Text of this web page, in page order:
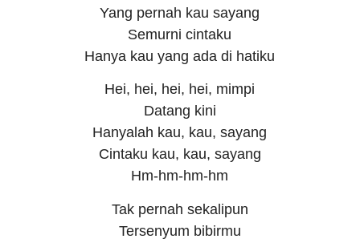
Yang pernah kau sayang
Semurni cintaku
Hanya kau yang ada di hatiku
Hei, hei, hei, hei, mimpi
Datang kini
Hanyalah kau, kau, sayang
Cintaku kau, kau, sayang
Hm-hm-hm-hm
Tak pernah sekalipun
Tersenyum bibirmu